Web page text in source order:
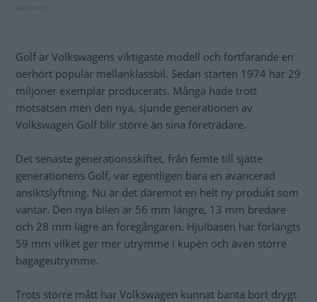
Golf är Volkswagens viktigaste modell och fortfarande en
oerhört populär mellanklassbil. Sedan starten 1974 har 29
miljoner exemplar producerats. Många hade trott
motsatsen men den nya, sjunde generationen av
Volkswagen Golf blir större än sina företrädare.
Det senaste generationsskiftet, från femte till sjätte
generationens Golf, var egentligen bara en avancerad
ansiktslyftning. Nu är det däremot en helt ny produkt som
väntar. Den nya bilen är 56 mm längre, 13 mm bredare
och 28 mm lägre än föregångaren. Hjulbasen har förlängts
59 mm vilket ger mer utrymme i kupén och även större
bagageutrymme.
Trots större mått har Volkswagen kunnat banta bort drygt